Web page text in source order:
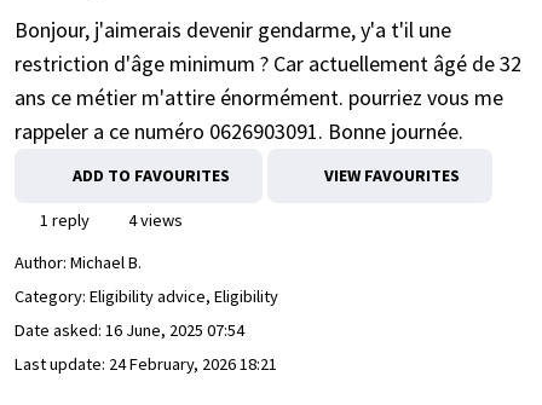
Bonjour, j'aimerais devenir gendarme, y'a t'il une
restriction d'âge minimum ? Car actuellement âgé de 32
ans ce métier m'attire énormément. pourriez vous me
rappeler a ce numéro 0626903091. Bonne journée.
ADD TO FAVOURITES VIEW FAVOURITES
1 reply
4 views
Author: Michael B.
Category: Eligibility advice, Eligibility
Date asked: 16 June, 2025 07:54
Last update: 24 February, 2026 18:21